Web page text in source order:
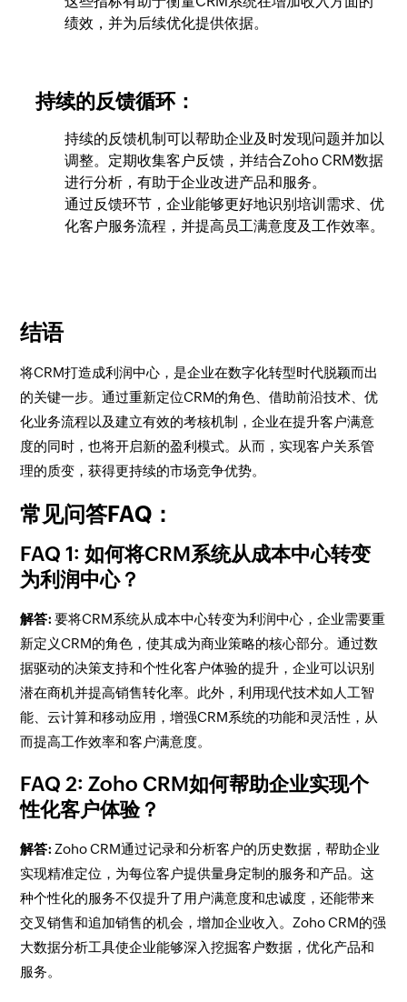
绩效，并为后续优化提供依据。
持续的反馈循环：
持续的反馈机制可以帮助企业及时发现问题并加以
调整。定期收集客户反馈，并结合Zoho CRM数据
进行分析，有助于企业改进产品和服务。
通过反馈环节，企业能够更好地识别培训需求、优
化客户服务流程，并提高员工满意度及工作效率。
结语
将CRM打造成利润中心，是企业在数字化转型时代脱颖而出
的关键一步。通过重新定位CRM的角色、借助前沿技术、优
化业务流程以及建立有效的考核机制，企业在提升客户满意
度的同时，也将开启新的盈利模式。从而，实现客户关系管
理的质变，获得更持续的市场竞争优势。
常见问答FAQ：
FAQ 1: 如何将CRM系统从成本中心转变
为利润中心？
解答: 要将CRM系统从成本中心转变为利润中心，企业需要重
新定义CRM的角色，使其成为商业策略的核心部分。通过数
据驱动的决策支持和个性化客户体验的提升，企业可以识别
潜在商机并提高销售转化率。此外，利用现代技术如人工智
能、云计算和移动应用，增强CRM系统的功能和灵活性，从
而提高工作效率和客户满意度。
FAQ 2: Zoho CRM如何帮助企业实现个
性化客户体验？
解答: Zoho CRM通过记录和分析客户的历史数据，帮助企业
实现精准定位，为每位客户提供量身定制的服务和产品。这
种个性化的服务不仅提升了用户满意度和忠诚度，还能带来
交叉销售和追加销售的机会，增加企业收入。Zoho CRM的强
大数据分析工具使企业能够深入挖掘客户数据，优化产品和
服务。